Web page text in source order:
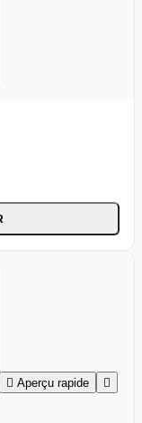
 Aperçu rapide 